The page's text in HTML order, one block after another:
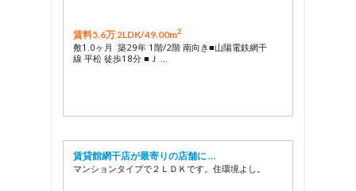
賃料5.6万 2LDK/49.00m2
敷1.0ヶ月 築29年 1階/2階 南向き■山陽電鉄網干
線 平松 徒歩18分 ■Ｊ …
賃貸館網干店が最寄りの店舗に …
マンションタイプで２ＬＤＫです。住環境よし。